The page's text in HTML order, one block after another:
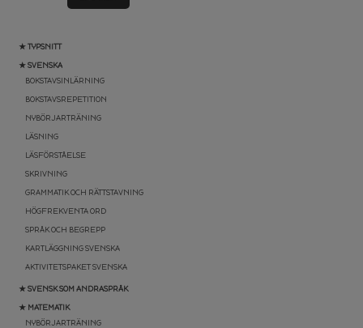
★ TYPSNITT
★ SVENSKA
BOKSTAVSINLÄRNING
BOKSTAVSREPETITION
NYBÖRJARTRÄNING
LÄSNING
LÄSFÖRSTÅELSE
SKRIVNING
GRAMMATIK OCH RÄTTSTAVNING
HÖGFREKVENTA ORD
SPRÅK OCH BEGREPP
KARTLÄGGNING SVENSKA
AKTIVITETSPAKET SVENSKA
★ SVENSK SOM ANDRASPRÅK
★ MATEMATIK
NYBÖRJARTRÄNING